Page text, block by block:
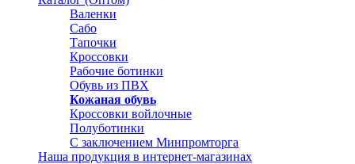
Валенки
Сабо
Тапочки
Кроссовки
Рабочие ботинки
Обувь из ПВХ
Кожаная обувь
Кроссовки войлочные
Полуботинки
С заключением Минпромторга
Наша продукция в интернет-магазинах